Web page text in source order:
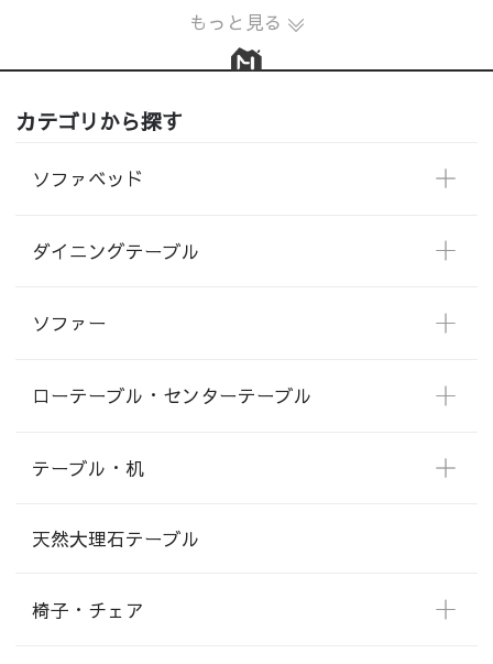
もっと見る
カテゴリから探す
ソファベッド
ダイニングテーブル
ソファー
ローテーブル・センターテーブル
テーブル・机
天然大理石テーブル
椅子・チェア